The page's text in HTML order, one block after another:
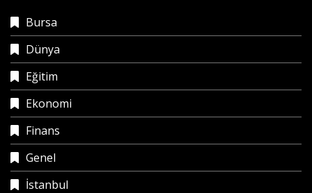
Bursa
Dünya
Eğitim
Ekonomi
Finans
Genel
İstanbul